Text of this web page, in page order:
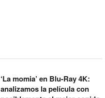
‘La momia’ en Blu-Ray 4K:
analizamos la película con